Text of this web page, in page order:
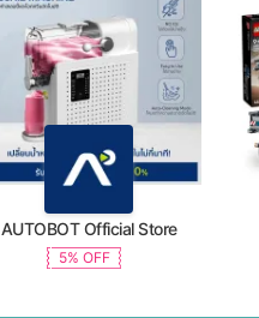
AUTOBOT Official Store
5% OFF